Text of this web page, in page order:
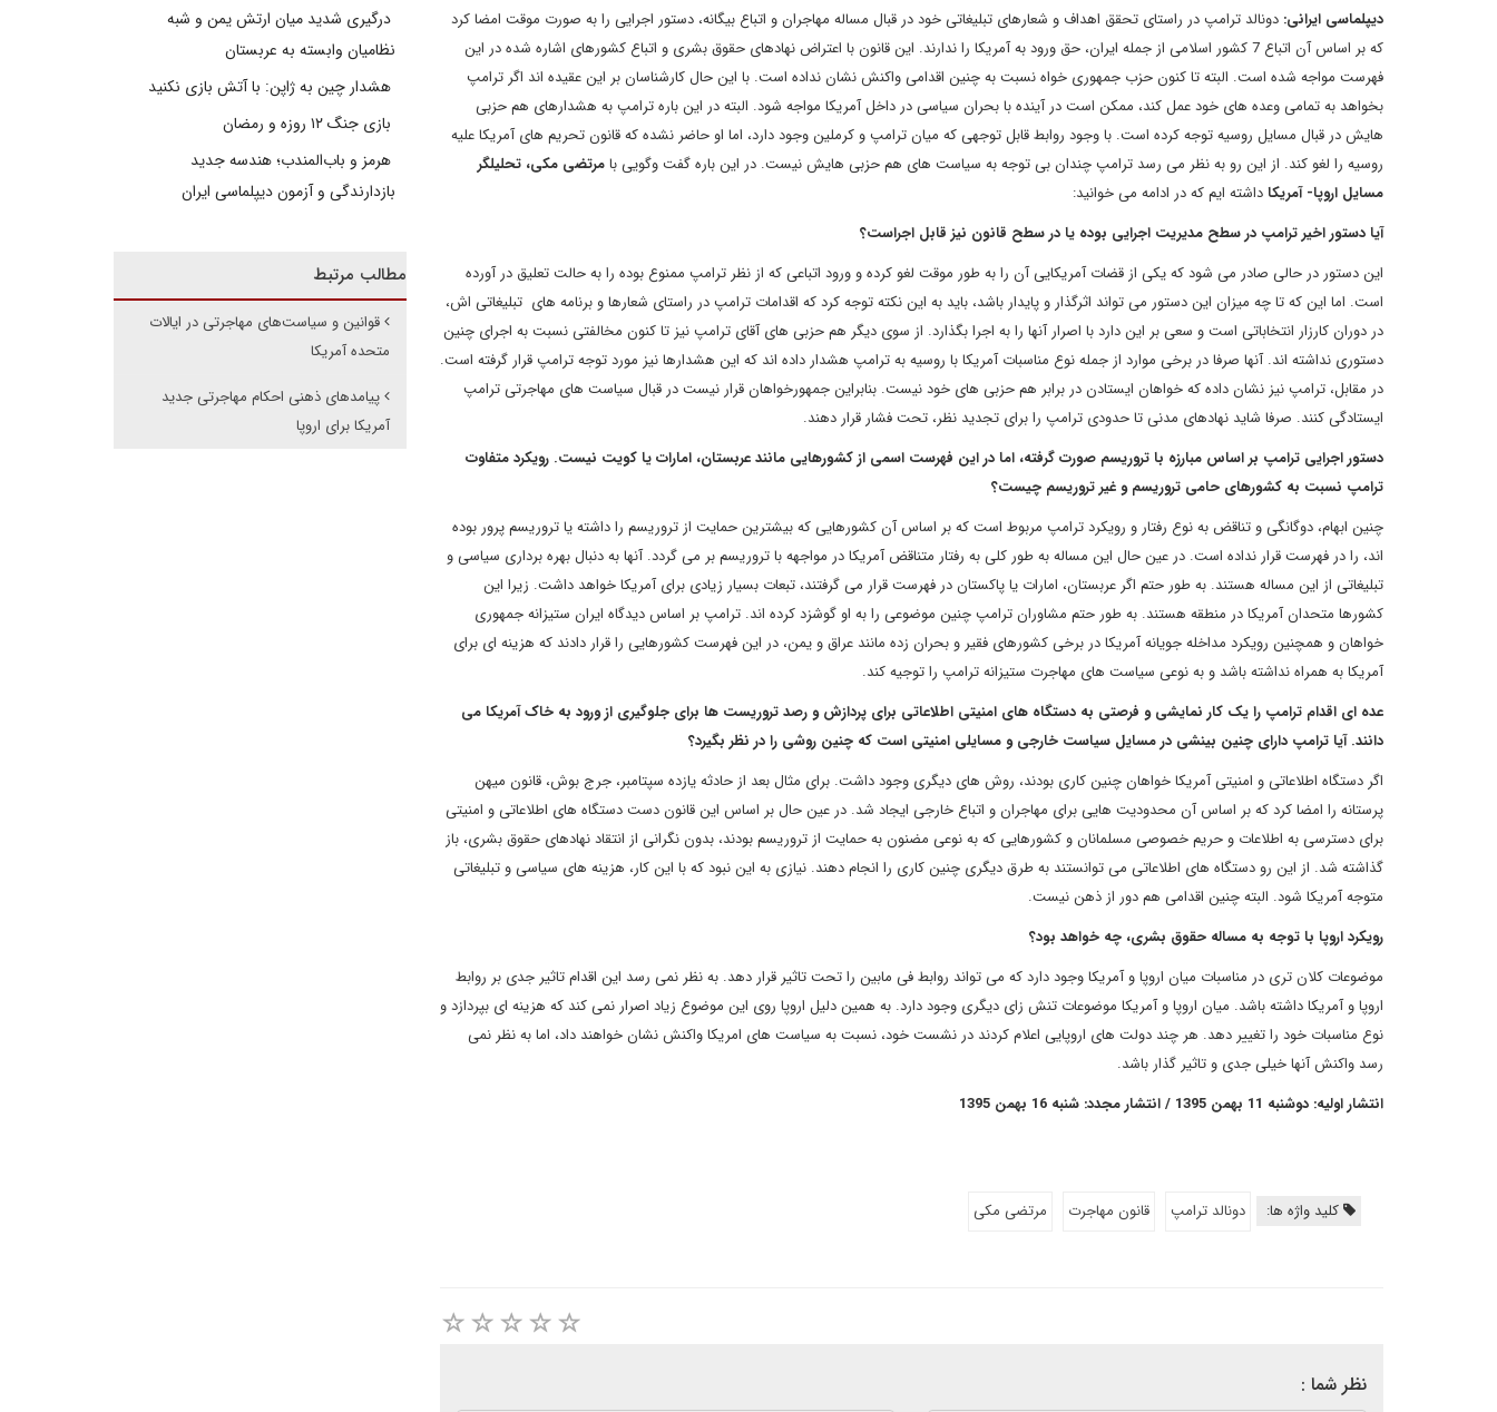
دیپلماسی ایرانی: دونالد ترامپ در راستای تحقق اهداف و شعارهای تبلیغاتی خود در قبال مساله مهاجران و اتباع بیگانه، دستور اجرایی را به صورت موقت امضا کرد
که بر اساس آن اتباع 7 کشور اسلامی از جمله ایران، حق ورود به آمریکا را ندارند. این قانون با اعتراض نهادهای حقوق بشری و اتباع کشورهای اشاره شده در این
فهرست مواجه شده است. البته تا کنون حزب جمهوری خواه نسبت به چنین اقدامی واکنش نشان نداده است. با این حال کارشناسان بر این عقیده اند اگر ترامپ
بخواهد به تمامی وعده های خود عمل کند، ممکن است در آینده با بحران سیاسی در داخل آمریکا مواجه شود. البته در این باره ترامپ به هشدارهای هم حزبی
هایش در قبال مسایل روسیه توجه کرده است. با وجود روابط قابل توجهی که میان ترامپ و کرملین وجود دارد، اما او حاضر نشده که قانون تحریم های آمریکا علیه
روسیه را لغو کند. از این رو به نظر می رسد ترامپ چندان بی توجه به سیاست های هم حزبی هایش نیست. در این باره گفت وگویی بامرتضی مکی، تحلیلگر
مسایل اروپا- آمریکاداشته ایم که در ادامه می خوانید:
آیا دستور اخیر ترامپ در سطح مدیریت اجرایی بوده یا در سطح قانون نیز قابل اجراست؟
این دستور در حالی صادر می شود که یکی از قضات آمریکایی آن را به طور موقت لغو کرده و ورود اتباعی که از نظر ترامپ ممنوع بوده را به حالت تعلیق در آورده
است. اما این که تا چه میزان این دستور می تواند اثرگذار و پایدار باشد، باید به این نکته توجه کرد که اقدامات ترامپ در راستای شعارها و برنامه های تبلیغاتی اش،
در دوران کارزار انتخاباتی است و سعی بر این دارد با اصرار آنها را به اجرا بگذارد. از سوی دیگر هم حزبی های آقای ترامپ نیز تا کنون مخالفتی نسبت به اجرای چنین
دستوری نداشته اند. آنها صرفا در برخی موارد از جمله نوع مناسبات آمریکا با روسیه به ترامپ هشدار داده اند که این هشدارها نیز مورد توجه ترامپ قرار گرفته است.
در مقابل، ترامپ نیز نشان داده که خواهان ایستادن در برابر هم حزبی های خود نیست. بنابراین جمهورخواهان قرار نیست در قبال سیاست های مهاجرتی ترامپ
ایستادگی کنند. صرفا شاید نهادهای مدنی تا حدودی ترامپ را برای تجدید نظر، تحت فشار قرار دهند.
دستور اجرایی ترامپ بر اساس مبارزه با تروریسم صورت گرفته، اما در این فهرست اسمی از کشورهایی مانند عربستان، امارات یا کویت نیست. رویکرد متفاوت
ترامپ نسبت به کشورهای حامی تروریسم و غیر تروریسم چیست؟
چنین ابهام، دوگانگی و تناقض به نوع رفتار و رویکرد ترامپ مربوط است که بر اساس آن کشورهایی که بیشترین حمایت از تروریسم را داشته یا تروریسم پرور بوده
اند، را در فهرست قرار نداده است. در عین حال این مساله به طور کلی به رفتار متناقض آمریکا در مواجهه با تروریسم بر می گردد. آنها به دنبال بهره برداری سیاسی و
تبلیغاتی از این مساله هستند. به طور حتم اگر عربستان، امارات یا پاکستان در فهرست قرار می گرفتند، تبعات بسیار زیادی برای آمریکا خواهد داشت. زیرا این
کشورها متحدان آمریکا در منطقه هستند. به طور حتم مشاوران ترامپ چنین موضوعی را به او گوشزد کرده اند. ترامپ بر اساس دیدگاه ایران ستیزانه جمهوری
خواهان و همچنین رویکرد مداخله جویانه آمریکا در برخی کشورهای فقیر و بحران زده مانند عراق و یمن، در این فهرست کشورهایی را قرار دادند که هزینه ای برای
آمریکا به همراه نداشته باشد و به نوعی سیاست های مهاجرت ستیزانه ترامپ را توجیه کند.
عده ای اقدام ترامپ را یک کار نمایشی و فرصتی به دستگاه های امنیتی اطلاعاتی برای پردازش و رصد تروریست ها برای جلوگیری از ورود به خاک آمریکا می
دانند. آیا ترامپ دارای چنین بینشی در مسایل سیاست خارجی و مسایلی امنیتی است که چنین روشی را در نظر بگیرد؟
اگر دستگاه اطلاعاتی و امنیتی آمریکا خواهان چنین کاری بودند، روش های دیگری وجود داشت. برای مثال بعد از حادثه یازده سپتامبر، جرج بوش، قانون میهن
پرستانه را امضا کرد که بر اساس آن محدودیت هایی برای مهاجران و اتباع خارجی ایجاد شد. در عین حال بر اساس این قانون دست دستگاه های اطلاعاتی و امنیتی
برای دسترسی به اطلاعات و حریم خصوصی مسلمانان و کشورهایی که به نوعی مضنون به حمایت از تروریسم بودند، بدون نگرانی از انتقاد نهادهای حقوق بشری، باز
گذاشته شد. از این رو دستگاه های اطلاعاتی می توانستند به طرق دیگری چنین کاری را انجام دهند. نیازی به این نبود که با این کار، هزینه های سیاسی و تبلیغاتی
متوجه آمریکا شود. البته چنین اقدامی هم دور از ذهن نیست.
رویکرد اروپا با توجه به مساله حقوق بشری، چه خواهد بود؟
موضوعات کلان تری در مناسبات میان اروپا و آمریکا وجود دارد که می تواند روابط فی مابین را تحت تاثیر قرار دهد. به نظر نمی رسد این اقدام تاثیر جدی بر روابط
اروپا و آمریکا داشته باشد. میان اروپا و آمریکا موضوعات تنش زای دیگری وجود دارد. به همین دلیل اروپا روی این موضوع زیاد اصرار نمی کند که هزینه ای بپردازد و
نوع مناسبات خود را تغییر دهد. هر چند دولت های اروپایی اعلام کردند در نشست خود، نسبت به سیاست های امریکا واکنش نشان خواهند داد، اما به نظر نمی
رسد واکنش آنها خیلی جدی و تاثیر گذار باشد.
انتشار اولیه: دوشنبه 11 بهمن 1395 / انتشار مجدد: شنبه 16 بهمن 1395
کلید واژه ها: دونالد ترامپ قانون مهاجرت مرتضی مکی
نظر شما :
درگیری شدید میان ارتش یمن و شبه
نظامیان وابسته به عربستان
هشدار چین به ژاپن: با آتش بازی نکنید
بازی جنگ ۱۲ روزه و رمضان
هرمز و باب‌المندب؛ هندسه جدید
بازدارندگی و آزمون دیپلماسی ایران
مطالب مرتبط
قوانین و سیاست‌های مهاجرتی در ایالات
متحده آمریکا
پیامدهای ذهنی احکام مهاجرتی جدید
آمریکا برای اروپا